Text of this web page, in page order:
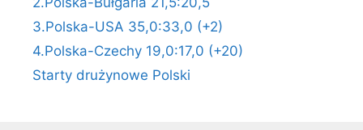
3.Polska-USA 35,0:33,0 (+2)
4.Polska-Czechy 19,0:17,0 (+20)
Starty drużynowe Polski